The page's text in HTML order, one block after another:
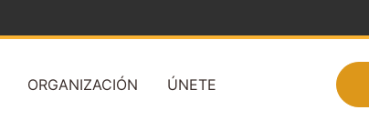
ORGANIZACIÓN ÚNETE